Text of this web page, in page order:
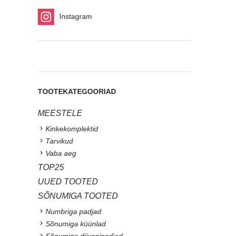
Instagram
TOOTEKATEGOORIAD
MEESTELE
Kinkekomplektid
Tarvikud
Vaba aeg
TOP25
UUED TOOTED
SÕNUMIGA TOOTED
Numbriga padjad
Sõnumiga küünlad